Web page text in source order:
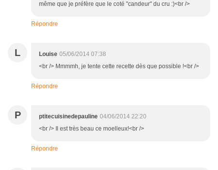
même que je préfère que le coté "candeur" du cru :)<br />
Répondre
L Louise 05/06/2014 07:38
<br /> Mmmmh, je tente cette recette dès que possible !<br />
Répondre
P ptitecuisinedepauline 04/06/2014 22:20
<br /> Il est très beau ce moelleux!<br />
Répondre